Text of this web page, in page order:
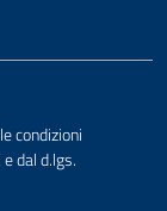
condizioni
dal d.lgs.